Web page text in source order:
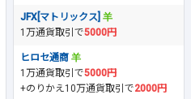
JFX[マトリックス]
1万通貨取引で5000円
ヒロセ通商
1万通貨取引で5000円
+のりかえ10万通貨取引で2000円